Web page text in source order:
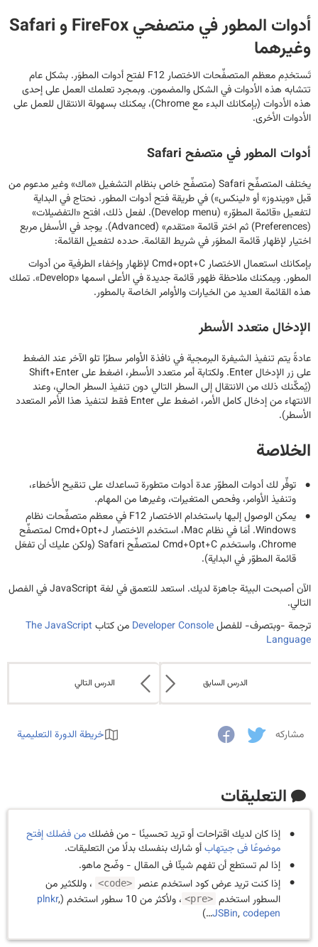
أدوات المطور في متصفحي FireFox و Safari
وغيرهما
تَستخدِم معظم المتصفِّحات الاختصار F12 لفتح أدوات المطوَر. بشكل عام
تتشابه هذه الأدوات في الشكل والمضمون. وبمجرد تعلمك العمل على إحدى
هذه الأدوات (بإمكانك البدء مع Chrome)، يمكنك بسهولة الانتقال للعمل على
الأدوات الأخرى.
أدوات المطور في متصفح Safari
يختلف المتصفِّح Safari (متصفِّح خاص بنظام التشغيل «ماك» وغير مدعوم من
قبل «ويندوز» أو «لينكس») في طريقة فتح أدوات المطور. نحتاج في البداية
لتفعيل «قائمة المطوّر» (Develop menu). لفعل ذلك، افتح «التفضيلات»
(Preferences) ثم اختر قائمة «متقدم» (Advanced). يوجد في الأسفل مربع
اختيار لإظهار قائمة المطوَر في شريط القائمة. حدده لتفعيل القائمة:
بإمكانك استعمال الاختصار Cmd+opt+C لإظهار وإخفاء الطرفية من أدوات
المطور. ويمكنك ملاحظة ظهور قائمة جديدة في الأعلى اسمها «Develop». تملك
هذه القائمة العديد من الخيارات والأوامر الخاصة بالمطور.
الإدخال متعدد الأسطر
عادةً يتم تنفيذ الشيفرة البرمجية في نافذة الأوامر سطرًا تلو الآخر عند الضغط
على زر الإدخال Enter. ولكتابة أمر متعدد الأسطر، اضغط على Shift+Enter
(يُمكِّنك ذلك من الانتقال إلى السطر التالي دون تنفيذ السطر الحالي، وعند
الانتهاء من إدخال كامل الأمر، اضغط على Enter فقط لتنفيذ هذا الأمر المتعدد
الأسطر).
الخلاصة
توفِّر لك أدوات المطوّر عدة أدوات متطورة تساعدك على تنقيح الأخطاء،
وتنفيذ الأوامر، وفحص المتغيرات، وغيرها من المهام.
يمكن الوصول إليها باستخدام الاختصار F12 في معظم متصفِّحات نظام
Windows. أمَا في نظام Mac، استخدم الاختصار Cmd+Opt+J لمتصفِّح
Chrome، واستخدم Cmd+Opt+C لمتصفِّح Safari (ولكن عليك أن تفعَل
قائمة المطوّر في البداية).
الآن أصبحت البيئة جاهزة لديك. استعد للتعمق في لغة JavaScript في الفصل
التالي.
ترجمة -وبتصرف- للفصلDeveloper Console من كتاب The JavaScript
Language
الدرس السابق الدرس التالي
مشاركه خريطة الدورة التعليمية
التعليقات
إذا كان لديك اقتراحات أو تريد تحسينًا - من فضلكمن فضلك إفتح
موضوعًا فى جيتهابأو شارك بنفسك بدلًا من التعليقات.
إذا لم تستطع أن تفهم شيئّا فى المقال - وضّح ماهو.
إذا كنت تريد عرض كود استخدم عنصر <code> ، وللكثير من
السطور استخدم <pre> ، ولأكثر من 10 سطور استخدم ( plnkr,
JSBin, codepen
…)